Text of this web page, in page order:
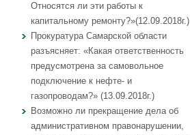
Относятся ли эти работы к
капитальному ремонту?»(12.09.2018г.)
Прокуратура Самарской области
разъясняет: «Какая ответственность
предусмотрена за самовольное
подключение к нефте- и
газопроводам?» (13.09.2018г.)
Возможно ли прекращение дела об
административном правонарушении,